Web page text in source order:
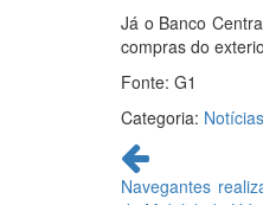
Já o Banco
compras do
Fonte: G1
Categoria: Notícias
Continue
lendo
Navegantes